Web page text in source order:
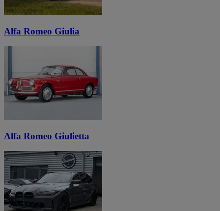
Alfa Romeo Giulia
Alfa Romeo Giulietta